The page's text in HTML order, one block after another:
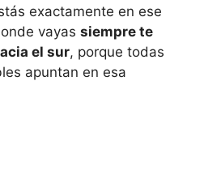
exactamente en ese
vayas siempre te
el sur, porque todas
apuntan en esa